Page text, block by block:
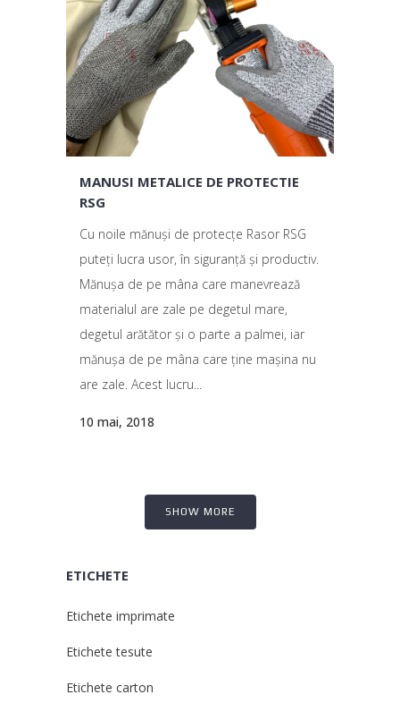
MANUSI METALICE DE PROTECTIE
RSG
Cu noile mănuși de protecțe Rasor RSG
puteți lucra usor, în siguranță și productiv.
Mănușa de pe mâna care manevrează
materialul are zale pe degetul mare,
degetul arătător și o parte a palmei, iar
mănușa de pe mâna care ține mașina nu
are zale. Acest lucru...
10 mai, 2018
SHOW MORE
ETICHETE
Etichete imprimate
Etichete tesute
Etichete carton